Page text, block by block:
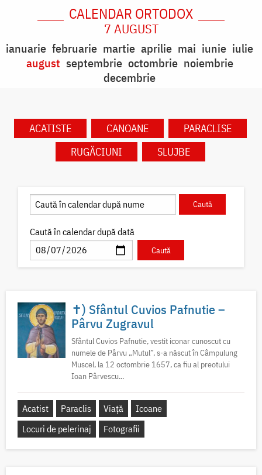
CALENDAR ORTODOX
7 AUGUST
ianuarie februarie martie aprilie mai iunie iulie
august septembrie octombrie noiembrie
decembrie
ACATISTE CANOANE
PARACLISE
RUGĂCIUNI
SLUJBE
Caută în calendar după dată
✝) Sfântul Cuvios Pafnutie –
Pârvu Zugravul
Sfântul Cuvios Pafnutie, vestit iconar cunoscut cu
numele de Pârvu „Mutul”, s-a născut în Câmpulung
Muscel, la 12 octombrie 1657, ca fiu al preotului
Ioan Pârvescu...
Acatist Paraclis Viață
Icoane
Locuri de pelerinaj
Fotografii